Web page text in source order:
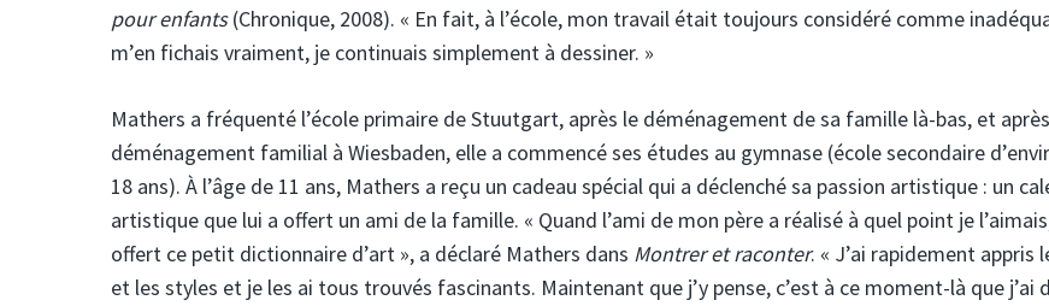
pour enfants(Chronique, 2008). « En fait, à l’école, mon travail était toujours considéré comme
m’en fichais vraiment, je continuais simplement à dessiner. »
Mathers a fréquenté l’école primaire de Stuutgart, après le déménagement de sa famille là-bas, et
déménagement familial à Wiesbaden, elle a commencé ses études au gymnase (école secondaire
18 ans). À l’âge de 11 ans, Mathers a reçu un cadeau spécial qui a déclenché sa passion artistique : un
artistique que lui a offert un ami de la famille. « Quand l’ami de mon père a réalisé à quel point je
offert ce petit dictionnaire d’art », a déclaré Mathers dans Montrer et raconter. « J’ai rapidement appris
et les styles et je les ai tous trouvés fascinants. Maintenant que j’y pense, c’est à ce moment-là que j’ai